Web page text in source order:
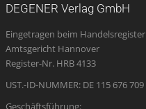
new
window
new
window
new
window
opens
in
new
new
DEGENER Verlag GmbH
Eingetragen beim Handelsregister
Amtsgericht Hannover
Register-Nr. HRB 4133
UST.-ID-NUMMER: DE 115 676 709
Geschäftsführung: